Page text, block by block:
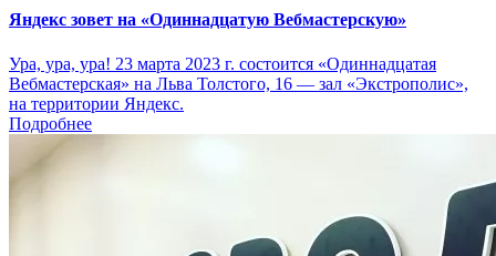
Яндекс зовет на «Одиннадцатую Вебмастерскую»
Ура, ура, ура! 23 марта 2023 г. состоится «Одиннадцатая
Вебмастерская» на Льва Толстого, 16 — зал «Экстрополис»,
на территории Яндекс.
Подробнее